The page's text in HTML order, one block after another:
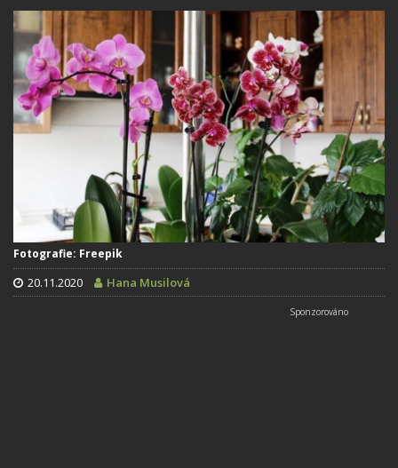
Fotografie: Freepik
20.11.2020 Hana Musilová